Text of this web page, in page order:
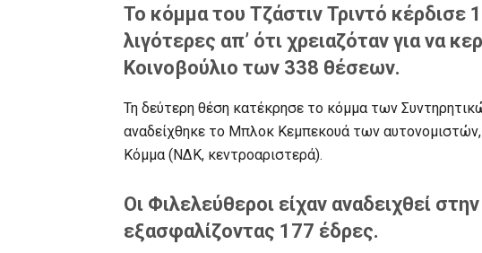
Το κόμμα του Τζάστιν Τριντό κέρδισε
λιγότερες απ’ ότι χρειαζόταν για να
Κοινοβούλιο των 338 θέσεων.
Τη δεύτερη θέση κατέκρησε το κόμμα των
αναδείχθηκε το Μπλοκ Κεμπεκουά των
Κόμμα (ΝΔΚ, κεντροαριστερά).
Οι Φιλελεύθεροι είχαν αναδειχθεί
εξασφαλίζοντας 177 έδρες.